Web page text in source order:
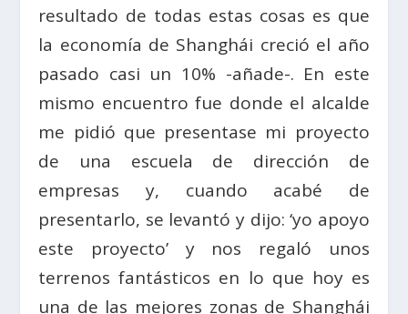
resultado de todas estas cosas es que
la economía de Shanghái creció el año
pasado casi un 10% -añade-. En este
mismo encuentro fue donde el alcalde
me pidió que presentase mi proyecto
de una escuela de dirección de
empresas y, cuando acabé de
presentarlo, se levantó y dijo: ‘yo apoyo
este proyecto’ y nos regaló unos
terrenos fantásticos en lo que hoy es
una de las mejores zonas de Shanghái